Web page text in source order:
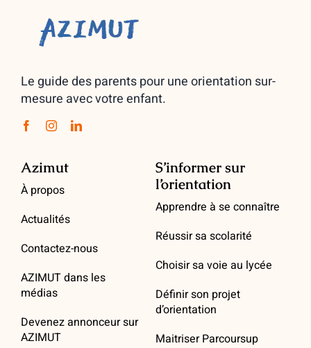
Le guide des parents pour une orientation sur-
mesure avec votre enfant.
Azimut
À propos
Actualités
Contactez-nous
AZIMUT dans les
médias
Devenez annonceur sur
AZIMUT
S’informer sur
l’orientation
Apprendre à se connaître
Réussir sa scolarité
Choisir sa voie au lycée
Définir son projet
d’orientation
Maitriser Parcoursup